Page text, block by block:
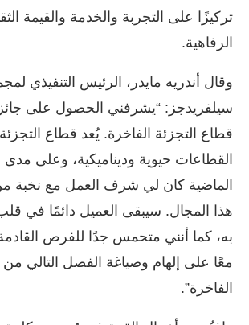
تركيزًا على التجربة والخدمة والقيمة
الرفاهية.
وقال أندريه مايدر، الرئيس التنفيذي
سيلفريدجز: “يشرفني الحصول على
قطاع التجزئة الفاخرة. يُعد قطاع
القطاعات حيوية وديناميكية، وعلى
الماضية كان لي شرف العمل مع نخبة
هذا المجال. سيبقى العميل دائمًا في
به، كما أنني متحمس جدًا للفرص
معًا على إلهام وصياغة الفصل التالي من
الفاخرة”.